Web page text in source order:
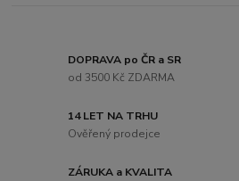
DOPRAVA po ČR a SR
od 3500 Kč ZDARMA
14 LET NA TRHU
Ověřený prodejce
ZÁRUKA a KVALITA